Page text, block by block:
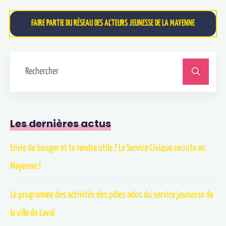
FAIRE PARTIE DU RÉSEAU DES ACTEURS JEUNESSE DE LA MAYENNE
Les dernières actus
Envie de bouger et te rendre utile ? Le Service Civique recrute en
Mayenne !
Le programme des activités des pôles ados du service jeunesse de
la ville de Laval